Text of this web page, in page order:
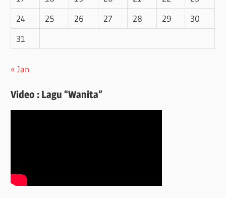
24
25 26 27 28 29
30
31
« Jan
Video : Lagu “Wanita”